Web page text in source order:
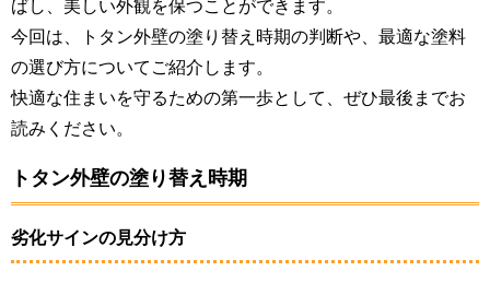
ばし、美しい外観を保つことができます。
今回は、トタン外壁の塗り替え時期の判断や、最適な塗料
の選び方についてご紹介します。
快適な住まいを守るための第一歩として、ぜひ最後までお
読みください。
トタン外壁の塗り替え時期
劣化サインの見分け方